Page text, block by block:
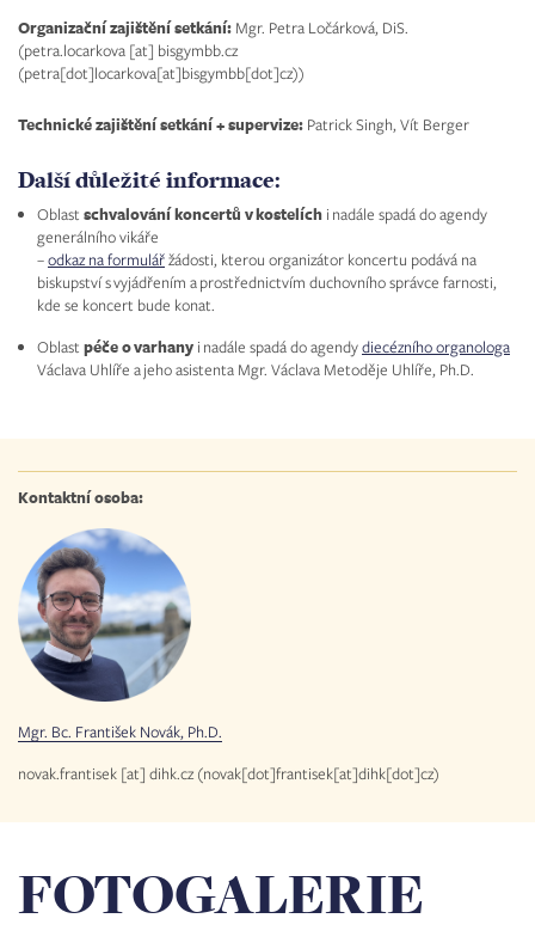
Organizační zajištění setkání: Mgr. Petra Ločárková, DiS.
(petra.locarkova [at] bisgymbb.cz
(petra[dot]locarkova[at]bisgymbb[dot]cz))
Technické zajištění setkání + supervize: Patrick Singh, Vít Berger
Další důležité informace:
Oblast schvalování koncertů v kostelích i nadále spadá do agendy
generálního vikáře
–odkaz na formulářžádosti, kterou organizátor koncertu podává na
biskupství s vyjádřením a prostřednictvím duchovního správce farnosti,
kde se koncert bude konat.
Oblast péče o varhany i nadále spadá do agendydiecézního organologa
Václava Uhlíře a jeho asistenta Mgr. Václava Metoděje Uhlíře, Ph.D.
Kontaktní osoba:
Mgr. Bc. František Novák, Ph.D.
novak.frantisek [at] dihk.cz (novak[dot]frantisek[at]dihk[dot]cz)
FOTOGALERIE